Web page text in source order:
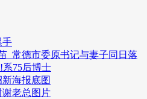
手
_常德市委原书记与妻子同日落
75后博士
海报底图
老总图片